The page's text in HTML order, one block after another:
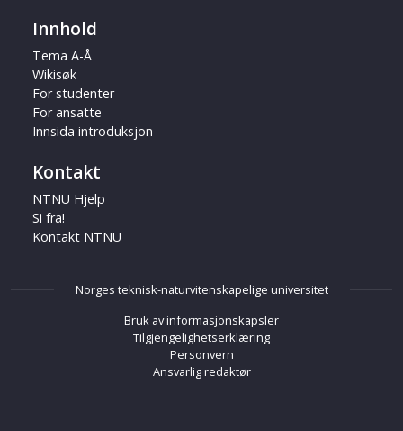
Innhold
Tema A-Å
Wikisøk
For studenter
For ansatte
Innsida introduksjon
Kontakt
NTNU Hjelp
Si fra!
Kontakt NTNU
Norges teknisk-naturvitenskapelige universitet
Bruk av informasjonskapsler
Tilgjengelighetserklæring
Personvern
Ansvarlig redaktør